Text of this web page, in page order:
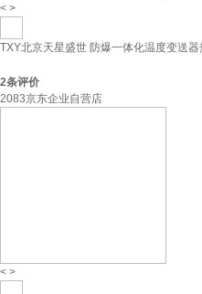
< >
TXY北京天星盛世 防爆一体化温度变送
2条评价
2083京东企业自营店
< >